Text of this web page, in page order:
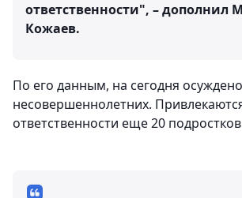
ответственности", – дополнил
Кожаев.
По его данным, на сегодня
несовершеннолетних.
ответственности еще 20